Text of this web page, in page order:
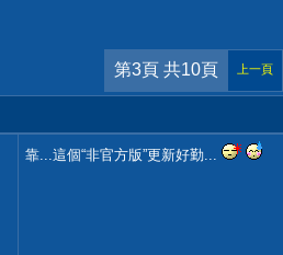
第3頁 共10頁 上一頁
靠...這個“非官方版”更新好勤...